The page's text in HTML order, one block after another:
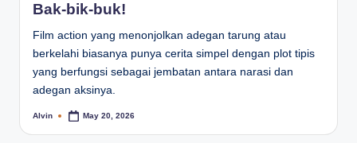
Bak-bik-buk!
Film action yang menonjolkan adegan tarung atau
berkelahi biasanya punya cerita simpel dengan plot tipis
yang berfungsi sebagai jembatan antara narasi dan
adegan aksinya.
Posted
Alvin May 20, 2026